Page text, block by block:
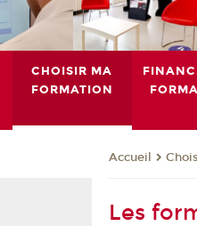
CHOISIR MA
FORMATION
Accueil
Les